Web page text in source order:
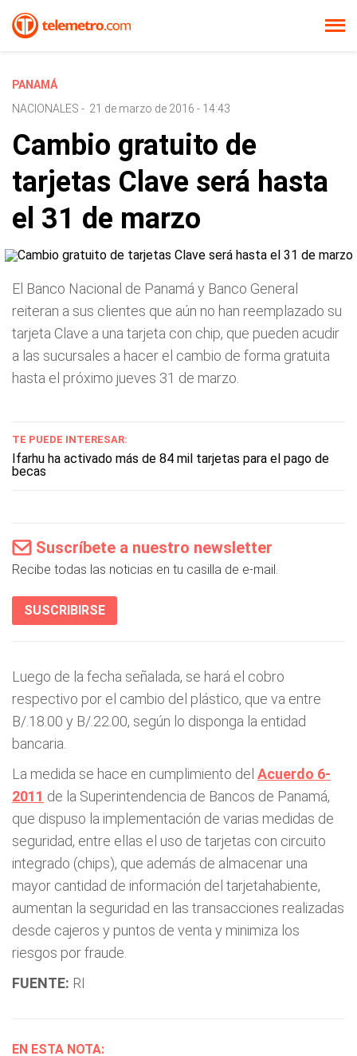
PANAMÁ
NACIONALES - 21 de marzo de 2016 - 14:43
Cambio gratuito de
tarjetas Clave será hasta
el 31 de marzo
El Banco Nacional de Panamá y Banco General
reiteran a sus clientes que aún no han reemplazado su
tarjeta Clave a una tarjeta con chip, que pueden acudir
a las sucursales a hacer el cambio de forma gratuita
hasta el próximo jueves 31 de marzo.
TE PUEDE INTERESAR:
Ifarhu ha activado más de 84 mil tarjetas para el pago de
becas
Suscríbete a nuestro newsletter
Recibe todas las noticias en tu casilla de e-mail.
SUSCRIBIRSE
Luego de la fecha señalada, se hará el cobro
respectivo por el cambio del plástico, que va entre
B/.18.00 y B/.22.00, según lo disponga la entidad
bancaria.
La medida se hace en cumplimiento del Acuerdo 6-
2011 de la Superintendencia de Bancos de Panamá,
que dispuso la implementación de varias medidas de
seguridad, entre ellas el uso de tarjetas con circuito
integrado (chips), que además de almacenar una
mayor cantidad de información del tarjetahabiente,
aumentan la seguridad en las transacciones realizadas
desde cajeros y puntos de venta y minimiza los
riesgos por fraude.
FUENTE: RI
EN ESTA NOTA: